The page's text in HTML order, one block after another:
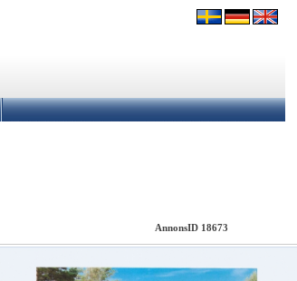
AnnonsID 18673